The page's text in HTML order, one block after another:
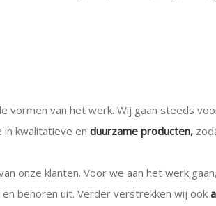
vormen van het werk. Wij gaan steeds
kwalitatieve en duurzame producten,
onze klanten. Voor we aan het werk
behoren uit. Verder verstrekken wij ook